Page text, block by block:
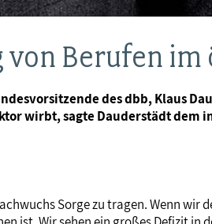
Berufen
des dbb, Klaus
wirbt, sagte Dauderstädt dem
Sorge zu tragen. Wenn wir